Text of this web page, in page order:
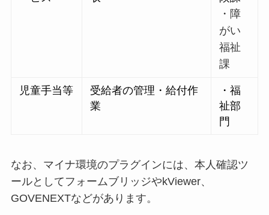
・障
がい
福祉
課
児童手当等
受給者の管理・給付作
業
・福
祉部
門
なお、マイナ環境のプラグインには、本人確認ツ
ールとしてフォームブリッジやkViewer、
GOVENEXTなどがあります。